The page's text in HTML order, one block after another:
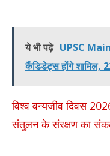
ये भी पढ़े UPSC
कैंडिडेट्स होंगे शामिल,
विश्व वन्यजीव दिवस
संतुलन के संरक्षण का